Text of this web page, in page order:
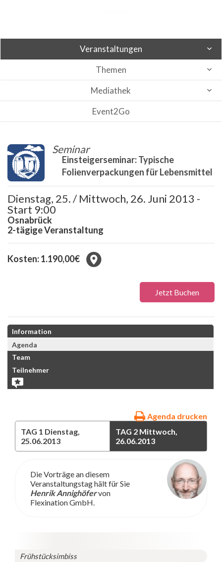
Veranstaltungen
Themen
Mediathek
Event2Go
Seminar
Einsteigerseminar: Typische
Folienverpackungen für Lebensmittel
Dienstag, 25. / Mittwoch, 26. Juni 2013 -
Start 9:00
Osnabrück
2-tägige Veranstaltung
Kosten: 1.190,00€
Jetzt Buchen
Information
Agenda
Team
Teilnehmer
Agenda drucken
TAG 1 Dienstag,
25.06.2013
TAG 2 Mittwoch,
26.06.2013
Die Vorträge an diesem
Veranstaltungstag hält für Sie
Henrik Annighöfervon
Flexination GmbH.
Frühstücksimbiss